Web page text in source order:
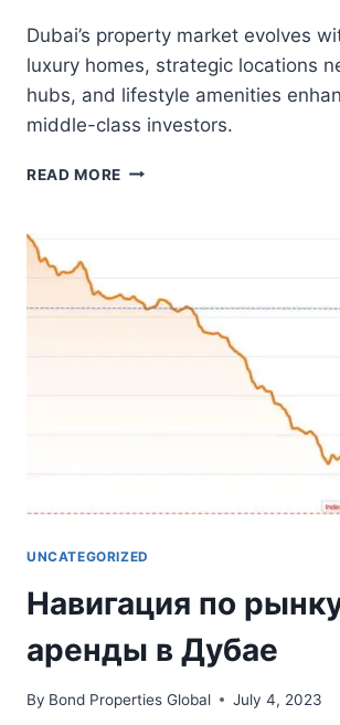
Dubai’s property market evolves
luxury homes, strategic locations
hubs, and lifestyle amenities
middle-class investors.
READ MORE DUBAI’S
FOR
INVESTORS
UNCATEGORIZED
Навигация по
аренды в Дубае
By Bond Properties Global July 4, 2023